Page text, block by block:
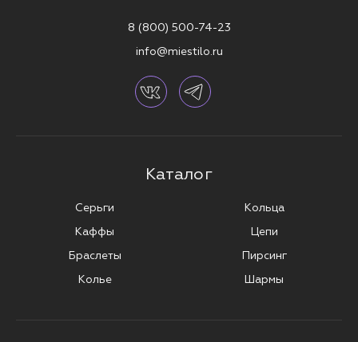
8 (800) 500-74-23
info@miestilo.ru
Каталог
Серьги
Каффы
Браслеты
Колье
Кольца
Цепи
Пирсинг
Шармы